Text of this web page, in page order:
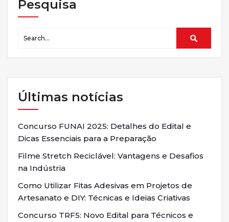
Pesquisa
Últimas notícias
Concurso FUNAI 2025: Detalhes do Edital e
Dicas Essenciais para a Preparação
Filme Stretch Reciclável: Vantagens e Desafios
na Indústria
Como Utilizar Fitas Adesivas em Projetos de
Artesanato e DIY: Técnicas e Ideias Criativas
Concurso TRF5: Novo Edital para Técnicos e